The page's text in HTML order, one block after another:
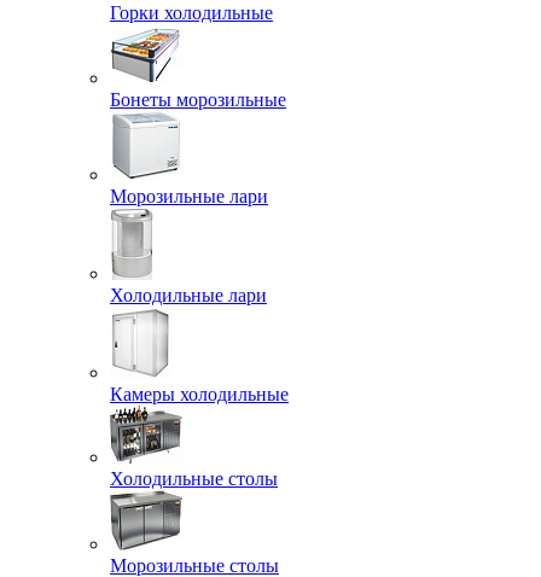
Горки холодильные
Бонеты морозильные
Морозильные лари
Холодильные лари
Камеры холодильные
Холодильные столы
Морозильные столы